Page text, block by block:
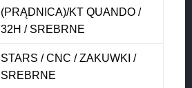
(PRĄDNICA)/KT QUANDO /
32H / SREBRNE
STARS / CNC / ZAKUWKI /
SREBRNE